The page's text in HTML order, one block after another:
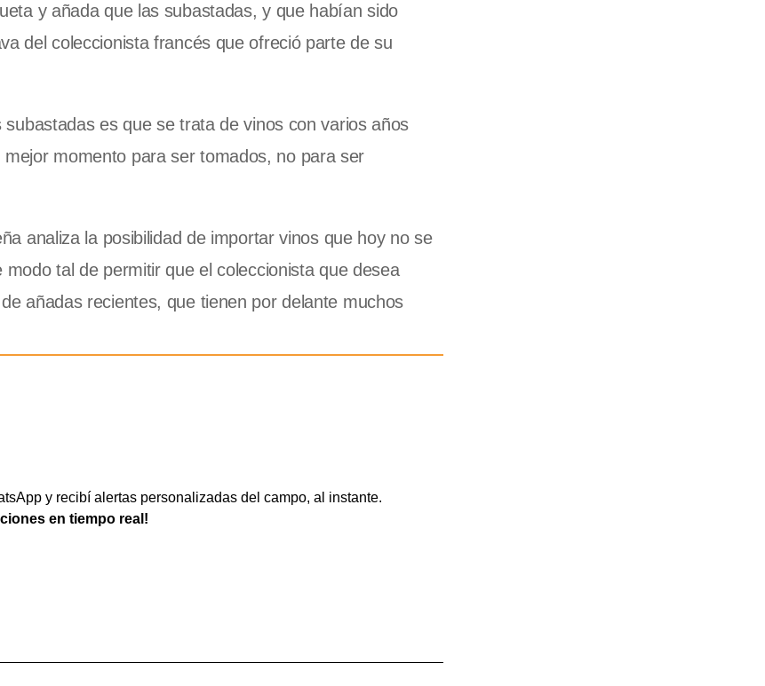
y añada que las subastadas, y que habían sido
del coleccionista francés que ofreció parte de su
es que se trata de vinos con varios años
momento para ser tomados, no para ser
analiza la posibilidad de importar vinos que hoy no se
tal de permitir que el coleccionista que desea
añadas recientes, que tienen por delante muchos
y recibí alertas personalizadas del campo, al instante.
en tiempo real!